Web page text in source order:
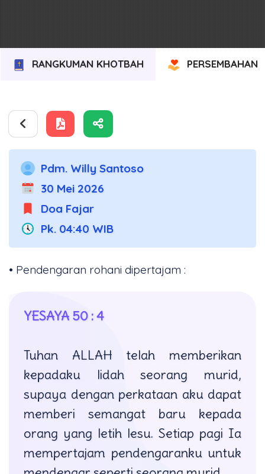
RANGKUMAN KHOTBAH PERSEMBAHAN
Pdm. Willy Santoso
30 Mei 2026
Doa Fajar
Pk. 04:40 WIB
• Pendengaran rohani dipertajam :
YESAYA 50 : 4
Tuhan ALLAH telah memberikan
kepadaku lidah seorang murid,
supaya dengan perkataan aku dapat
memberi semangat baru kepada
orang yang letih lesu. Setiap pagi Ia
mempertajam pendengaranku untuk